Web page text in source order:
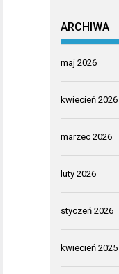
ARCHIWA
maj 2026
kwiecień 2026
marzec 2026
luty 2026
styczeń 2026
kwiecień 2025